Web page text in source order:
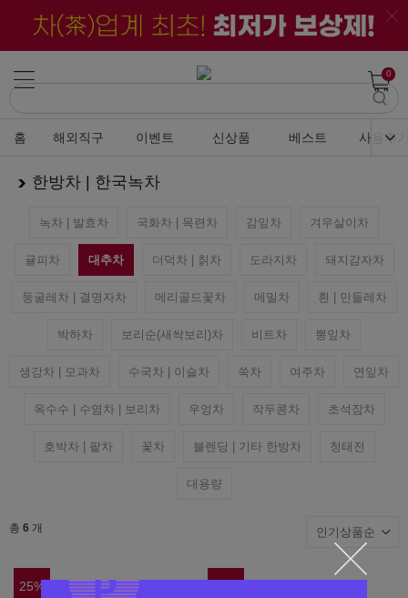
0
홈 해외직구 이벤트 신상품 베스트 사용후
한방차 | 한국녹차
녹차 | 발효차 국화차 | 목련차 감잎차 겨우살이차
귤피차 대추차 더덕차 | 칡차 도라지차 돼지감자차
둥굴레차 | 결명자차 메리골드꽃차 메밀차 흰 | 민들레차
박하차 보리순(새싹보리)차 비트차 뽕잎차
생강차 | 모과차 수국차 | 이슬차 쑥차 여주차 연잎차
옥수수 | 수염차 | 보리차 우엉차 작두콩차 초석잠차
호박차 | 팥차 꽃차 블렌딩 | 기타 한방차 청태전
대용량
총 6 개
25%